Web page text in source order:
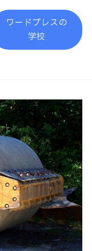
ワードプレスの
学校